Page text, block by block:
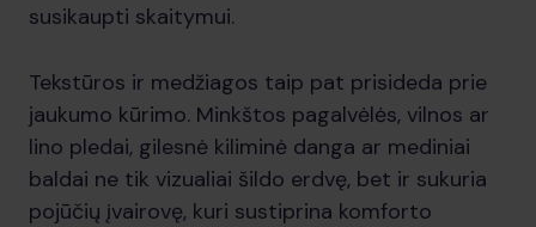
susikaupti skaitymui.
Tekstūros ir medžiagos taip pat prisideda prie
jaukumo kūrimo. Minkštos pagalvėlės, vilnos ar
lino pledai, gilesnė kiliminė danga ar mediniai
baldai ne tik vizualiai šildo erdvę, bet ir sukuria
pojūčių įvairovę, kuri sustiprina komforto